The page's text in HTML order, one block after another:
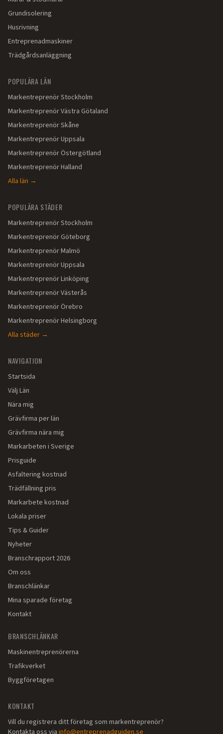
Grundisolering
Husrivning
Entreprenadmaskiner
Trädgårdsanläggning
POPULÄRA LÄN
MarkentreprenörStockholm
MarkentreprenörVästra Götaland
MarkentreprenörSkåne
MarkentreprenörUppsala
MarkentreprenörÖstergötland
MarkentreprenörHalland
Alla län →
POPULÄRA STÄDER
MarkentreprenörStockholm
MarkentreprenörGöteborg
MarkentreprenörMalmö
MarkentreprenörUppsala
MarkentreprenörLinköping
MarkentreprenörVästerås
MarkentreprenörÖrebro
MarkentreprenörHelsingborg
Alla städer →
NAVIGATION
Startsida
Välj Län
Nära mig
Grävfirma per län
Grävfirma nära mig
Markarbeten i Sverige
Prisguide
Asfaltering kostnad
Trädfällning pris
Markarbete kostnad
Lokala priser
Tips & Guider
Nyheter
Branschrapport 2026
Om oss
Branschlänkar
Mina sparade företag
Kontakt
BRANSCHLÄNKAR
Maskinentreprenörerna
Trafikverket
Byggföretagen
KONTAKT
Vill du registrera ditt företag som markentreprenör?
Kontakta oss via info@entreprenadguiden.se